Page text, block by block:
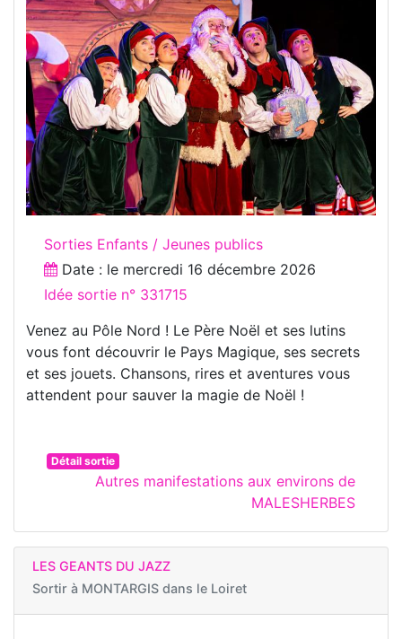
Sorties Enfants / Jeunes publics
Date : le mercredi 16 décembre 2026
Idée sortie n° 331715
Venez au Pôle Nord ! Le Père Noël et ses lutins
vous font découvrir le Pays Magique, ses secrets
et ses jouets. Chansons, rires et aventures vous
attendent pour sauver la magie de Noël !
Détail sortie
Autres manifestations aux environs de
MALESHERBES
LES GEANTS DU JAZZ
Sortir à MONTARGIS dans le Loiret